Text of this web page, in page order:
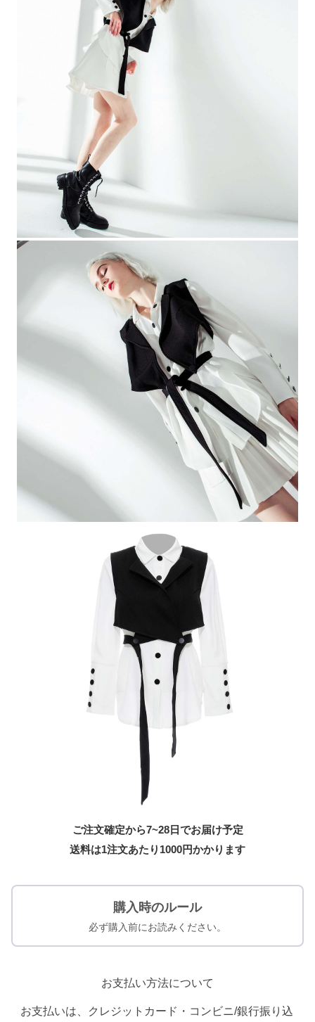
ご注文確定から7~28日でお届け予定
送料は1注文あたり 1000円かかります
購入時のルール
必ず購入前にお読みください。
お支払い方法について
お支払いは、クレジットカード・コンビニ/銀行振り込